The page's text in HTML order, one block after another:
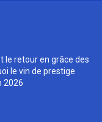
le retour en grâce des
le vin de prestige
2026